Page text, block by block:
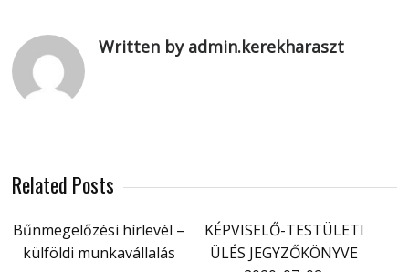
Written by admin.kerekharaszt
Related Posts
Bűnmegelőzési hírlevél –
külföldi munkavállalás
KÉPVISELŐ-TESTÜLETI
ÜLÉS JEGYZŐKÖNYVE